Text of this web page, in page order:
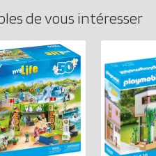
de vous intéresser